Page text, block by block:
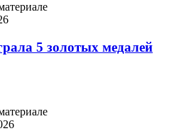
5 золотых медалей